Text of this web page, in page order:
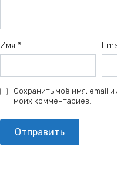
Имя *
Сохранить моё имя, email
моих комментариев.